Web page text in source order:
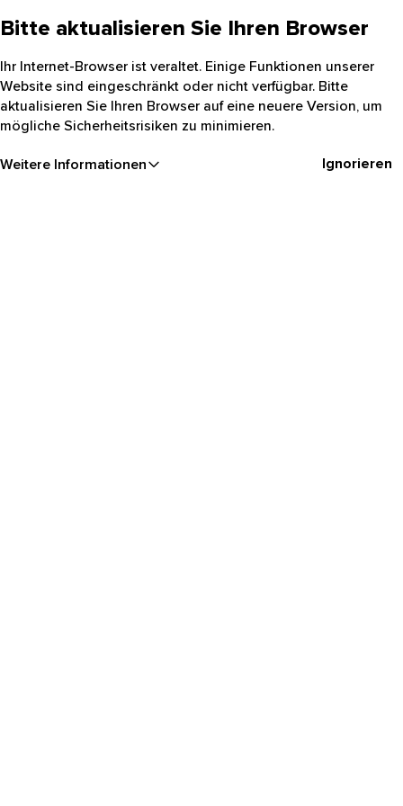
Bitte aktualisieren Sie Ihren Browser
Ihr Internet-Browser ist veraltet. Einige Funktionen unserer
Website sind eingeschränkt oder nicht verfügbar. Bitte
aktualisieren Sie Ihren Browser auf eine neuere Version, um
mögliche Sicherheitsrisiken zu minimieren.
Weitere Informationen Ignorieren